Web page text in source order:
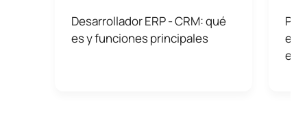
Desarrollador ERP - CRM: qué
es y funciones principales